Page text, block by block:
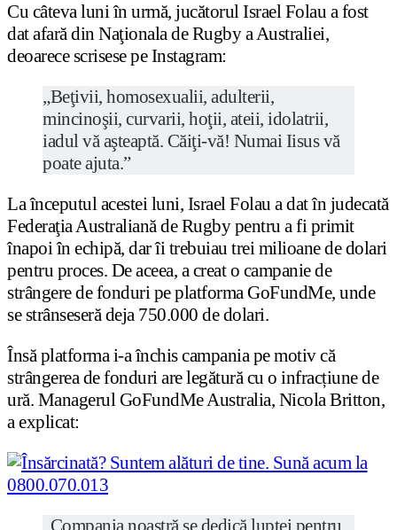
Cu câteva luni în urmă, jucătorul Israel Folau a fost
dat afară din Naţionala de Rugby a Australiei,
deoarece scrisese pe Instagram:
„Beţivii, homosexualii, adulterii,
mincinoşii, curvarii, hoţii, ateii, idolatrii,
iadul vă aşteaptă. Căiţi-vă! Numai Iisus vă
poate ajuta.”
La începutul acestei luni, Israel Folau a dat în judecată
Federaţia Australiană de Rugby pentru a fi primit
înapoi în echipă, dar îi trebuiau trei milioane de dolari
pentru proces. De aceea, a creat o campanie de
strângere de fonduri pe platforma GoFundMe, unde
se strânseseră deja 750.000 de dolari.
Însă platforma i-a închis campania pe motiv că
strângerea de fonduri are legătură cu o infracțiune de
ură. Managerul GoFundMe Australia, Nicola Britton,
a explicat:
„Compania noastră se dedică luptei pentru